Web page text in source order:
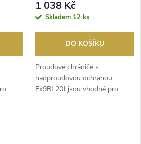
​p...
1modul
1 038 Kč
Skladem 12 ks
DO KOŠÍKU
Proudové chrániče s ​
nadproudovou ochranou
Ex9BL20J jsou vhodné pro
domovní aplikace. Díky šířce ​p...